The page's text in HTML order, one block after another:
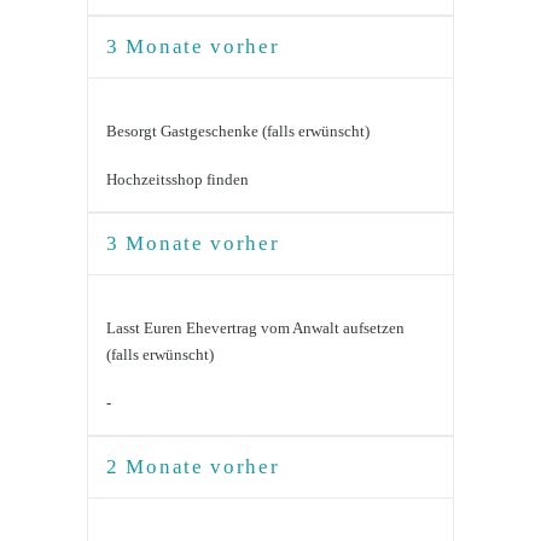
3 Monate vorher
Besorgt Gastgeschenke (falls erwünscht)
Hochzeitsshop finden
3 Monate vorher
Lasst Euren Ehevertrag vom Anwalt aufsetzen
(falls erwünscht)
-
2 Monate vorher